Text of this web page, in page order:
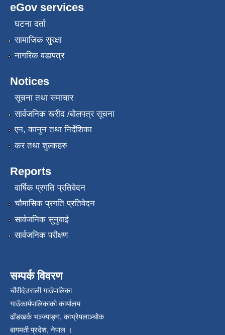
eGov services
घटना दर्ता
सामाजिक सुरक्षा
नागरिक वडापत्र
Notices
सूचना तथा समाचार
सार्वजनिक खरीद /बोलपत्र सूचना
एन, कानुन तथा निर्देशिका
कर तथा शुल्कहरु
Reports
वार्षिक प्रगति प्रतिवेदन
चौमासिक प्रगति प्रतिवेदन
सार्वजनिक सुनुवाई
सार्वजनिक परीक्षण
सम्पर्क विवरण
चौंरीदेउराली गाउँपालिका
गाउँकार्यपालिकाको कार्यालय
ढाँडखर्क भञ्ज्याङ्ग, काभ्रेपलाञ्‍चोक
बागमती प्रदेश, नेपाल ।